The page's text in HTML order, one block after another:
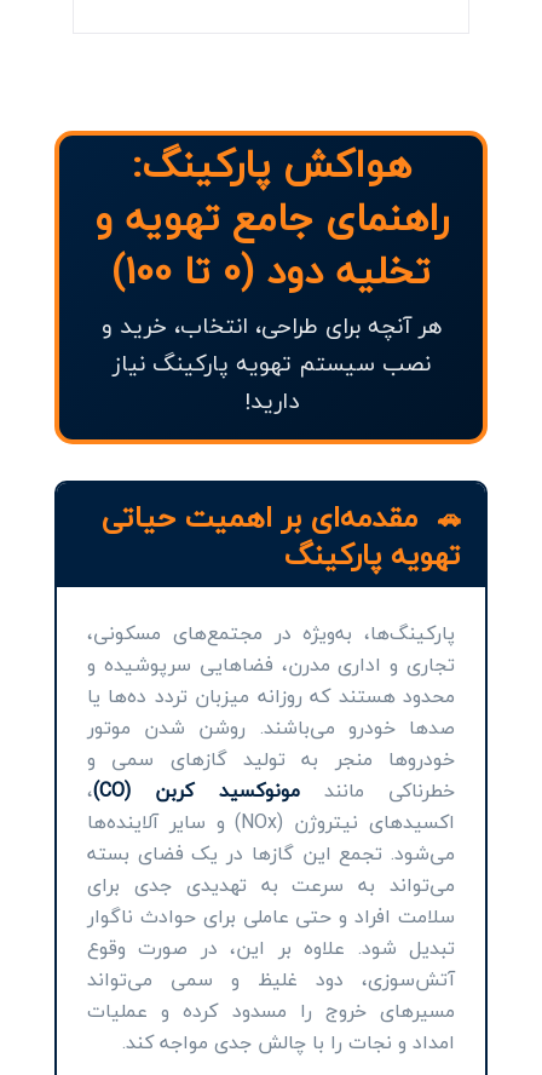
هواکش پارکینگ:
راهنمای جامع تهویه و
تخلیه دود (0 تا 100)
هر آنچه برای طراحی، انتخاب، خرید و
نصب سیستم تهویه پارکینگ نیاز
دارید!
🚗 مقدمه‌ای بر اهمیت حیاتی
تهویه پارکینگ
پارکینگ‌ها، به‌ویژه در مجتمع‌های مسکونی،
تجاری و اداری مدرن، فضاهایی سرپوشیده و
محدود هستند که روزانه میزبان تردد ده‌ها یا
صدها خودرو می‌باشند. روشن شدن موتور
خودروها منجر به تولید گازهای سمی و
خطرناکی مانندمونوکسید کربن (CO)
،
اکسیدهای نیتروژن (NOx) و سایر آلاینده‌ها
می‌شود. تجمع این گازها در یک فضای بسته
می‌تواند به سرعت به تهدیدی جدی برای
سلامت افراد و حتی عاملی برای حوادث ناگوار
تبدیل شود. علاوه بر این، در صورت وقوع
آتش‌سوزی، دود غلیظ و سمی می‌تواند
مسیرهای خروج را مسدود کرده و عملیات
امداد و نجات را با چالش جدی مواجه کند.